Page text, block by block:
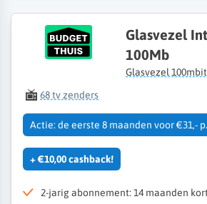
Glasvezel
100Mb
Glasvezel
68 tv zenders
Actie: de eerste 8 maanden voor €31,-
+ €10,00 cashback!
2-jarig abonnement: 14 maanden